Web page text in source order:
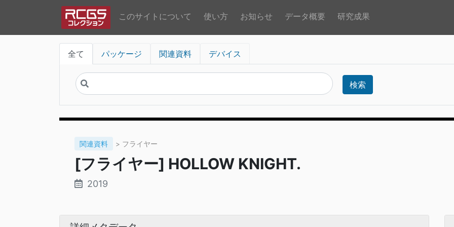
このサイトについて 使い方 お知らせ データ概要 研究成果
全て パッケージ 関連資料 デバイス
検索
関連資料 > フライヤー
[フライヤー] HOLLOW KNIGHT.
2019